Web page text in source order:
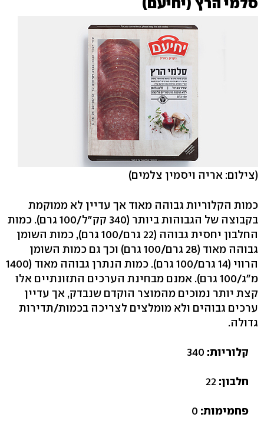
(צילום: אריה ויסמין צלמים)
כמות הקלוריות גבוהה מאוד אך עדיין לא ממוקמת
בקבוצה של הגבוהות ביותר (340 קק"ל/100 גרם). כמות
החלבון יחסית גבוהה (22 גרם/100 גרם), כמות השומן
גבוהה מאוד (28 גרם/100 גרם) וכך גם כמות השומן
הרווי (14 גרם/100 גרם). כמות הנתרן גבוהה מאוד (1400
מ"ג/100 גרם). אמנם מבחינת הערכים התזונתיים אלו
קצת יותר נמוכים מהמוצר הוקדם שנבדק, אך עדיין
ערכים גבוהים ולא מומלצים לצריכה בכמות/תדירות
גדולה.
קלוריות:
חלבון:
פחמימות: